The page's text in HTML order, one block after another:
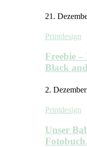
21.
Printdesign
Freebie
Black
2.
Printdesign
Unser